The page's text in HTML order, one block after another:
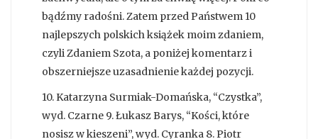
bądźmy radośni. Zatem przed Państwem 10
najlepszych polskich książek moim zdaniem,
czyli Zdaniem Szota, a poniżej komentarz i
obszerniejsze uzasadnienie każdej pozycji.
10. Katarzyna Surmiak-Domańska, “Czystka”,
wyd. Czarne 9. Łukasz Barys, “Kości, które
nosisz w kieszeni”, wyd. Cyranka 8. Piotr